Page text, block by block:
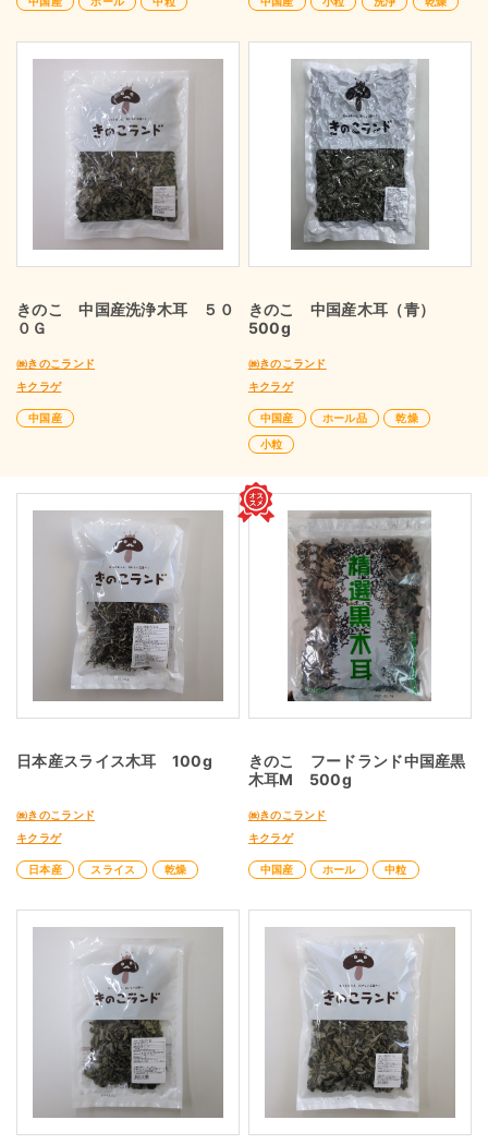
きのこ 中国産洗浄木耳 ５０
０Ｇ
㈱きのこランド
キクラゲ
中国産
きのこ 中国産木耳（青）
500g
㈱きのこランド
キクラゲ
中国産 ホール品
乾燥
小粒
日本産スライス木耳 100g
㈱きのこランド
キクラゲ
日本産 スライス 乾燥
きのこ フードランド中国産黒
木耳M 500g
㈱きのこランド
キクラゲ
中国産 ホール 中粒